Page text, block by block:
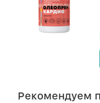
Рекомендуем